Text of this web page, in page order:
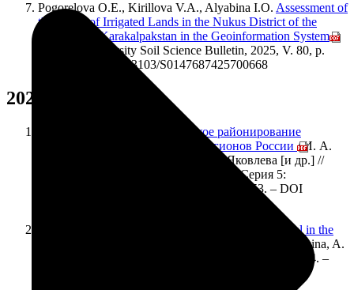
Pogorelova O.E., Kirillova V.A., Alyabina I.O. Assessment of
the Status of Irrigated Lands in the Nukus District of the
Republic of Karakalpakstan in the Geoinformation System//
Moscow University Soil Science Bulletin, 2025, V. 80, p.
620-628. DOI: 10.3103/S0147687425700668
2024
Агроландшафтно-экологическое районирование
природных кормовых угодий регионов России / И. А.
Трофимов, Л. С. Трофимова, Е. П. Яковлева [и др.] //
Вестник Московского университета. Серия 5:
География. – 2024. – Т. 79, № 2. – С. 43-53. – DOI
Maps of Soil Organic Carbon Sequestration Potential in the
/ V. A. Romanenkov, J. L. Meshalkina, A.
Yu. Gorbacheva [et al.] // Eurasian Soil Science. – 2024. –